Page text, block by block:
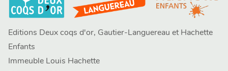
Editions Deux coqs d'or, Gautier-Languereau et Hachette
Enfants
Immeuble Louis Hachette